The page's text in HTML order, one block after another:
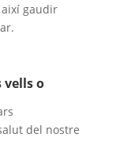
gaudir
vells o
del nostre